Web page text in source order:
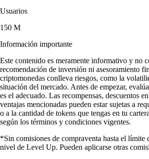
Usuarios
150 M
Información importante
Este contenido es meramente informativo y no
recomendación de inversión ni asesoramiento
criptomonedas conlleva riesgos, como la
situación del mercado. Antes de empezar,
es el adecuado. Las recompensas, descuentos
ventajas mencionadas pueden estar sujetas a
o a la cantidad de tokens que tengas en tu
según los términos y condiciones vigentes.
*Sin comisiones de compraventa hasta el límite
nivel de Level Up. Pueden aplicarse otras